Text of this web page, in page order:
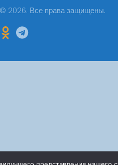
2026. Все права защищены.